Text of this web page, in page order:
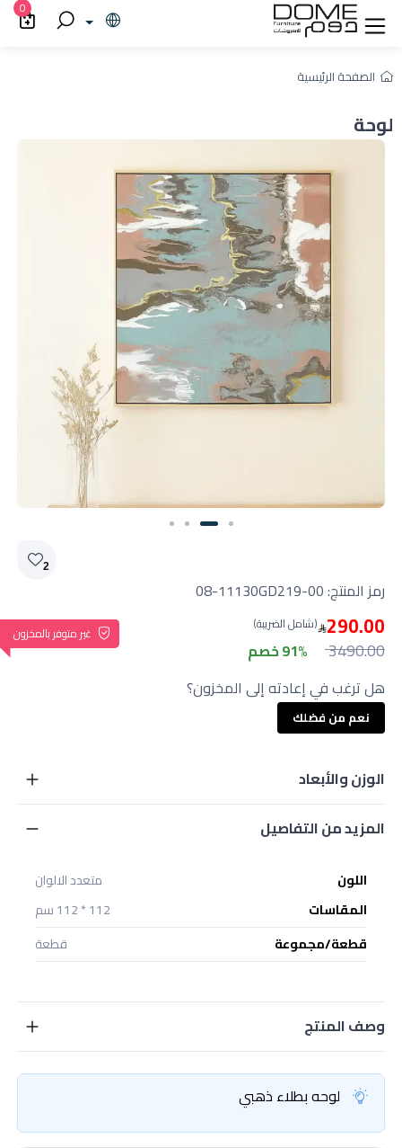
0
الصفحة الرئيسية
لوحة
2
رمز المنتج:08-11130GD219-00
غير متوفر بالمخزون 290.00 (شامل الضريبة)
3490.00
91% خصم
هل ترغب في إعادته إلى المخزون؟
نعم من فضلك
الوزن والأبعاد
المزيد من التفاصيل
اللون
متعدد الالوان
المقاسات
112 * 112 سم
قطعة/مجموعة
قطعة
وصف المنتج
لوحه بطلاء ذهبي